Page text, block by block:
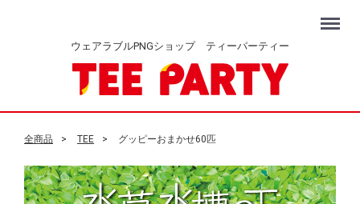
ウェアラブルPNGショップ ティーパーティー
Menu
全商品 TEE グッピーおまかせ60匹